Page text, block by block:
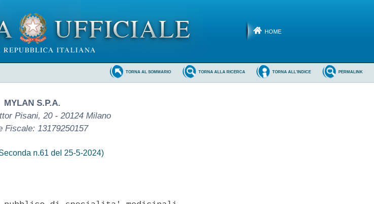
HOME
PERMALINK
TORNA ALL'INDICE
TORNA ALLA RICERCA
TORNA AL SOMMARIO
MYLAN S.P.A.
Pisani, 20 - 20124 Milano
Fiscale: 13179250157
n.61 del 25-5-2024)